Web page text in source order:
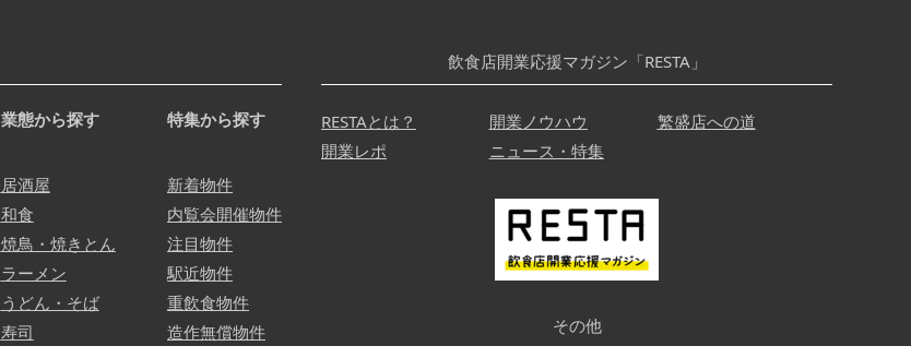
業態から探す
居酒屋
和食
焼鳥・焼きとん
ラーメン
うどん・そば
寿司
特集から探す
新着物件
内覧会開催物件
注目物件
駅近物件
重飲食物件
造作無償物件
飲食店開業応援マガジン「RESTA」
RESTAとは？ 開業ノウハウ
繁盛店への道
開業レポ
ニュース・特集
その他